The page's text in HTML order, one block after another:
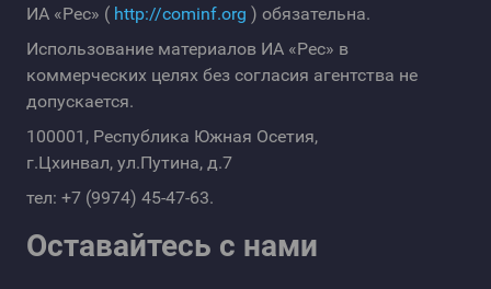
ИА «Рес» ( http://cominf.org ) обязательна.
Использование материалов ИА «Рес» в
коммерческих целях без согласия агентства не
допускается.
100001, Республика Южная Осетия,
г.Цхинвал, ул.Путина, д.7
тел: +7 (9974) 45-47-63.
Оставайтесь с нами